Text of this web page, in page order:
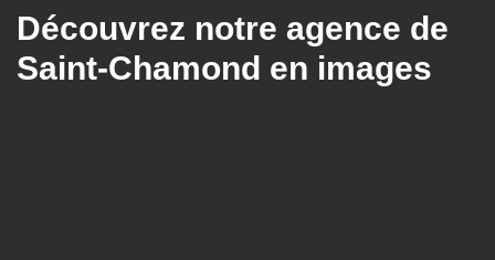
Découvrez notre agence de
Saint-Chamond en images